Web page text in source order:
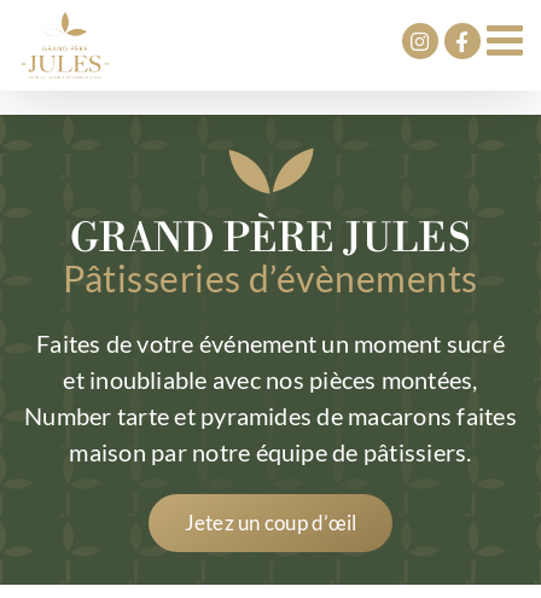
contenu
GRAND PÈRE JULES
Pâtisseries d’évènements
Faites de votre événement un moment sucré
et inoubliable avec nos pièces montées,
Number tarte et pyramides de macarons faites
maison par notre équipe de pâtissiers.
Jetez un coup d’œil